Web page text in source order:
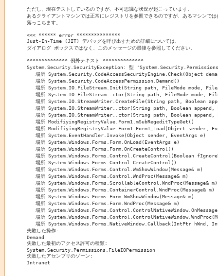
ただし、現在テストしているのですが、不可思議な状況が起こっています。
あるクライアントマシンでは正常にレジストリを参照できるのですが、あるマシンで
落っこちます。
<<< ****** error ***************
Just-In-Time (JIT) デバッグを呼び出すための詳細については、
ダイアログ ボックスではなく、このメッセージの最後を参照してください。
************** 例外テキスト **************
System.Security.SecurityException: 型
場所 System.Security.CodeAccessSecurityEngine.Check(Object
   場所 System.Security.CodeAccessPermission.Demand()
場所 System.IO.FileStream.Init(String path, FileMode mode,
場所 System.IO.FileStream..ctor(String path, FileMode mode,
場所 System.IO.StreamWriter.CreateFile(String path, Boolean
場所 System.IO.StreamWriter..ctor(String path, Boolean
場所 System.IO.StreamWriter..ctor(String path, Boolean append,
   場所 ModifiyingRegistryValue.Form1.mSubRegeditTypeGet()
場所 ModifiyingRegistryValue.Form1.Form1_Load(Object sender,
   場所 System.EventHandler.Invoke(Object sender, EventArgs e)
   場所 System.Windows.Forms.Form.OnLoad(EventArgs e)
   場所 System.Windows.Forms.Form.OnCreateControl()
場所 System.Windows.Forms.Control.CreateControl(Boolean
   場所 System.Windows.Forms.Control.CreateControl()
   場所 System.Windows.Forms.Control.WmShowWindow(Message& m)
   場所 System.Windows.Forms.Control.WndProc(Message& m)
   場所 System.Windows.Forms.ScrollableControl.WndProc(Message& m)
   場所 System.Windows.Forms.ContainerControl.WndProc(Message& m)
   場所 System.Windows.Forms.Form.WmShowWindow(Message& m)
   場所 System.Windows.Forms.Form.WndProc(Message& m)
場所
場所
場所 System.Windows.Forms.NativeWindow.Callback(IntPtr hWnd,
失敗した操作:
Demand
失敗した最初のアクセス許可の種類:
System.Security.Permissions.FileIOPermission
失敗したアセンブリのゾーン:
Intranet